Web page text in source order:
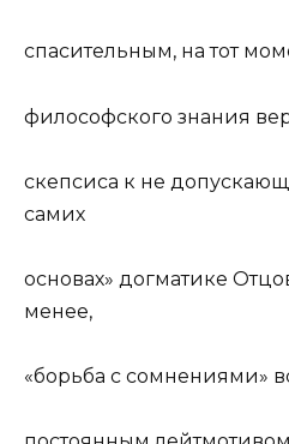
спасительным, на тот
философского знания
скепсиса к не
самих
основах» догматике
менее,
«борьба с сомнениями»